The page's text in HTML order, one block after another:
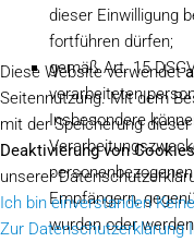
dieser Einwilligung
fortführen dürfen;
gemäß Art. 15
verarbeiteten
Insbesondere
Empfängern,
wurden oder
Diese Website verwendet
Seitennutzung. Mit dem
mit der Speicherung
Deaktivierung von Cookies
unserer
Ich bin einverstanden
Zur Datenschutzerklärung